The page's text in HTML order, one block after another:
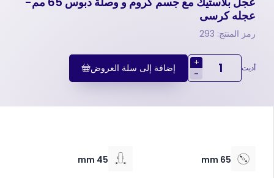
عجله کرسی
رمز المنتج: 293
أديت
+
-
إضافة إلى سلة العروض
65 mm
45 mm